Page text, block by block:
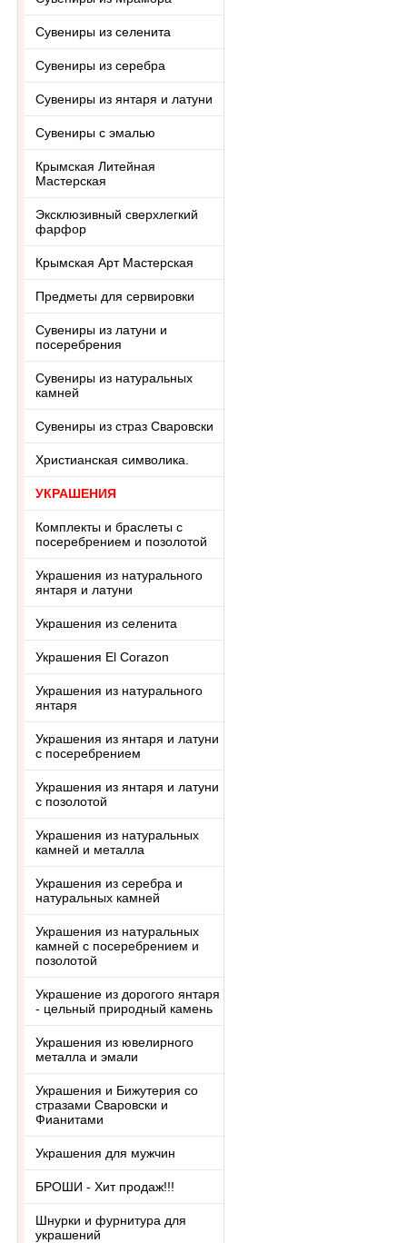
Сувениры из селенита
Сувениры из серебра
Сувениры из янтаря и латуни
Сувениры с эмалью
Крымская Литейная
Мастерская
Эксклюзивный сверхлегкий
фарфор
Крымская Арт Мастерская
Предметы для сервировки
Сувениры из латуни и
посеребрения
Сувениры из натуральных
камней
Сувениры из страз Сваровски
Христианская символика.
УКРАШЕНИЯ
Комплекты и браслеты с
посеребрением и позолотой
Украшения из натурального
янтаря и латуни
Украшения из селенита
Украшения El Corazon
Украшения из натурального
янтаря
Украшения из янтаря и латуни
с посеребрением
Украшения из янтаря и латуни
с позолотой
Украшения из натуральных
камней и металла
Украшения из серебра и
натуральных камней
Украшения из натуральных
камней с посеребрением и
позолотой
Украшение из дорогого янтаря
- цельный природный камень
Украшения из ювелирного
металла и эмали
Украшения и Бижутерия со
стразами Сваровски и
Фианитами
Украшения для мужчин
БРОШИ - Хит продаж!!!
Шнурки и фурнитура для
украшений